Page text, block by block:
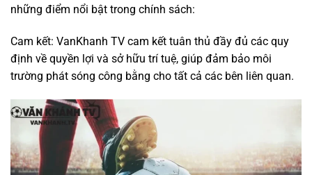
những điểm nổi bật trong chính sách:
Cam kết: VanKhanh TV cam kết tuân thủ đầy đủ các quy
định về quyền lợi và sở hữu trí tuệ, giúp đảm bảo môi
trường phát sóng công bằng cho tất cả các bên liên quan.